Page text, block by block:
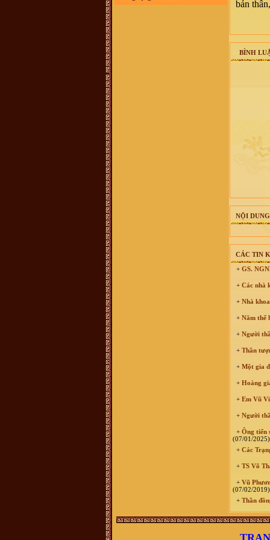
đổi, không xác định được thôn nào
người biết đó là điều tốt, đây là dự
bản
BÌNH
NỘI
CÁC TIN
+ GS.
+ Các nhà
+ Nhà
+ Năm thế
+ Người
+ Thần
+ Một gia
+ Hoàng
+ Em Vũ
+ Người
+ Ông tiến
(07/01/2025)
+ Các
+ TS Võ
+ Vũ
(07/02/2019)
+ Thần